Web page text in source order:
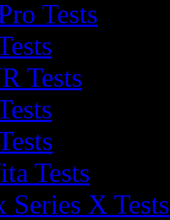
Tests
Tests
Tests
Series X Tests